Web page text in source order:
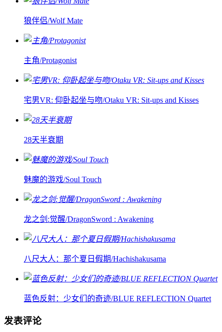
狼伴侣/Wolf Mate
主角/Protagonist
宅男VR: 仰卧起坐与吻/Otaku VR: Sit-ups and Kisses
28天半衰期
魅魔的游戏/Soul Touch
龙之剑:觉醒/DragonSword : Awakening
八尺大人：那个夏日假期/Hachishakusama
蓝色反射：少女们的奇迹/BLUE REFLECTION Quartet
发表评论